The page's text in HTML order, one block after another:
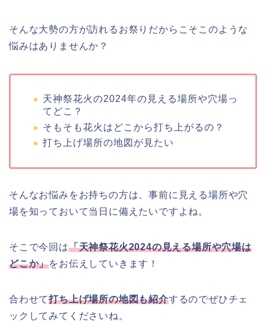
そんな大勢の方が訪れるお祭りだからこそこのような
悩みはありませんか？
天神祭花火の2024年の見える場所や穴場っ
てどこ？
そもそも花火はどこから打ち上がるの？
打ち上げ場所の地図が見たい
そんなお悩みをお持ちの方は、事前に見える場所や穴
場を知っておいて当日に備えたいですよね。
そこで今回は「天神祭花火2024の見える場所や穴場は
どこか」をお伝えしていきます！
合わせて打ち上げ場所の地図も紹介するのでぜひチェ
ックしてみてくださいね。